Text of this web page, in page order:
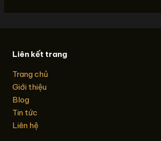
Liên kết trang
Trang chủ
Giới thiệu
Blog
Tin tức
Liên hệ